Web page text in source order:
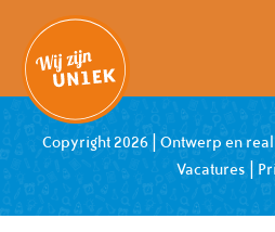
Copyright 2026 | Ontwerp en
Vacatures